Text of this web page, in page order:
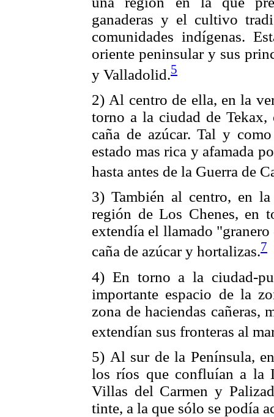
ganaderas y el cultivo tra
comunidades indígenas.
oriente peninsular y sus
y Valladolid.5
2) Al centro de ella, en la
torno a la ciudad de
caña de azúcar. Tal y
estado mas rica y afamada
hasta antes de la Guerra de
3) También al centro, en
región de Los Chenes, en
extendía el llamado
caña de azúcar y hortalizas.7
4) En torno a la ciudad-
importante espacio de la
zona de haciendas cañeras,
extendían sus fronteras al
5) Al sur de la Península,
los ríos que confluían a la
Villas del Carmen y
tinte, a la que sólo se podía